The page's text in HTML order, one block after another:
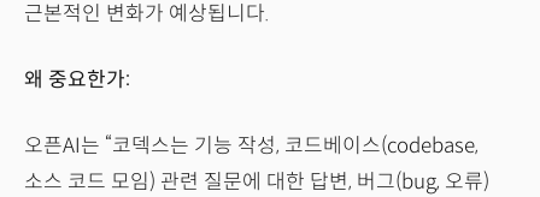
근본적인 변화가 예상됩니다.
왜 중요한가:
오픈AI는 “코덱스는 기능 작성, 코드베이스(codebase,
소스 코드 모임) 관련 질문에 대한 답변, 버그(bug, 오류)